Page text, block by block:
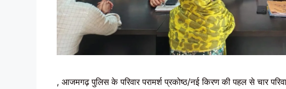
, आजमगढ़ पुलिस के परिवार परामर्श प्रकोष्ठ/नई किरण की पहल से चार